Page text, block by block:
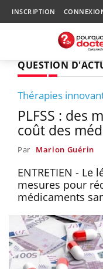
INSCRIPTION
QUESTION
Thérapies
PLFSS : des
coût des
Par Marion Guérin
ENTRETIEN -
mesures pour
médicaments